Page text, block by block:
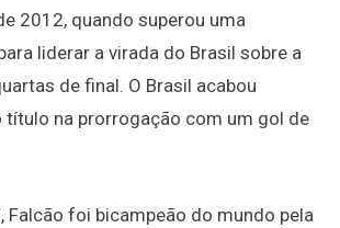
2012, quando superou uma
liderar a virada do Brasil sobre a
de final. O Brasil acabou
título na prorrogação com um gol de
Falcão foi bicampeão do mundo pela